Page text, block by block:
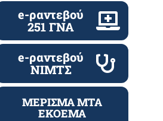
e-ραντεβού
251 ΓΝΑ
e-ραντεβού
ΝΙΜΤΣ
ΜΕΡΙΣΜΑ ΜΤΑ
ΕΚΟΕΜΑ